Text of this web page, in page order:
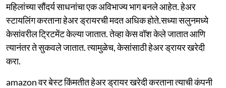
महिलांच्या सौंदर्य साधनांचा एक अविभाज्य भाग बनले आहेत. हेअर
स्टायलिंग करताना हेअर ड्रायरची मदत अधिक होते.सध्या सलुनमध्ये
केसांवरील ट्रिटमेंट केल्या जातात. तेव्हा केस वॉश केले जातात आणि
त्यानंतर ते सुकवले जातात. त्यामुळेच, केसांसाठी हेअर ड्रायर खरेदी
करा.
amazon वर बेस्ट किंमतीत हेअर ड्रायर खरेदी करताना त्याची कंपनी